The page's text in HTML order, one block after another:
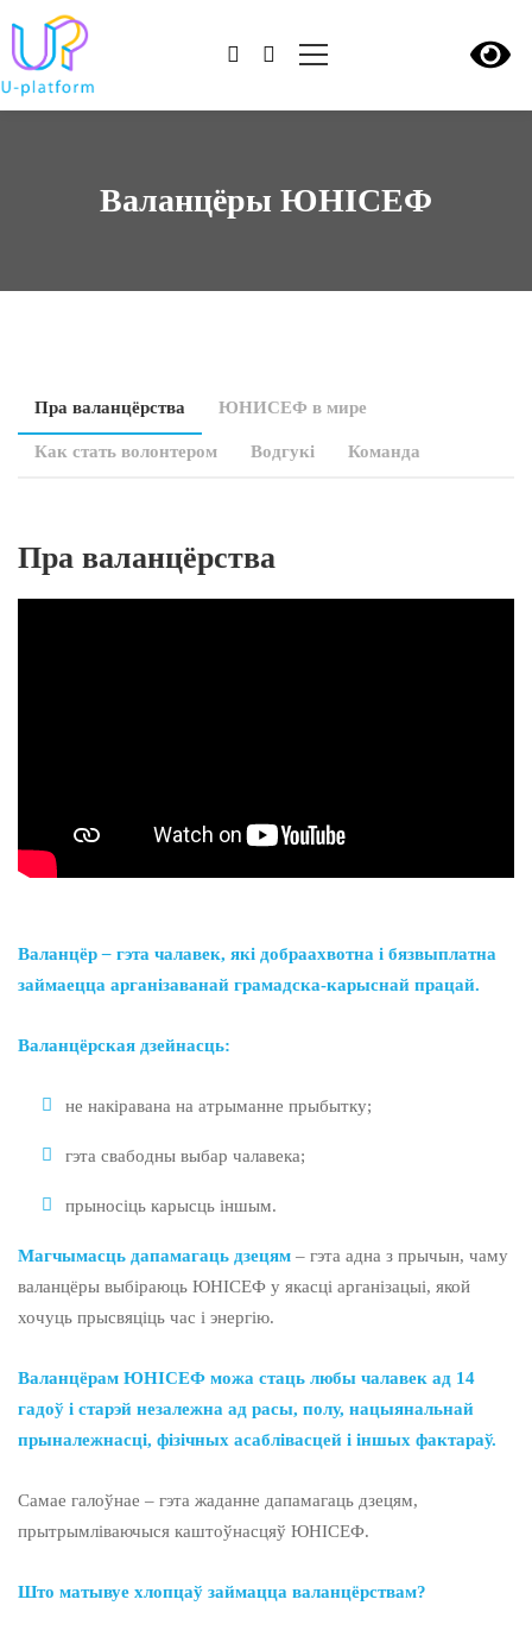
Валанцёры ЮНІСЕФ
Пра валанцёрства ЮНИСЕФ в мире
Как стать волонтером Водгукі Команда
Пра валанцёрства
Валанцёр– гэта чалавек, які добраахвотна і бязвыплатна
займаецца арганізаванай грамадска-карыснай працай.
Валанцёрская дзейнасць:
не накіравана на атрыманне прыбытку;
гэта свабодны выбар чалавека;
прыносіць карысць іншым.
Магчымасць дапамагаць дзецям – гэта адна з прычын, чаму
валанцёры выбіраюць ЮНІСЕФ у якасці арганізацыі, якой
хочуць прысвяціць час і энергію.
Валанцёрам ЮНІСЕФ можа стаць любы чалавек ад 14
гадоў і старэй незалежна ад расы, полу, нацыянальнай
прыналежнасці, фізічных асаблівасцей і іншых фактараў.
Самае галоўнае – гэта жаданне дапамагаць дзецям,
прытрымліваючыся каштоўнасцяў ЮНІСЕФ.
Што матывуе хлопцаў займацца валанцёрствам?